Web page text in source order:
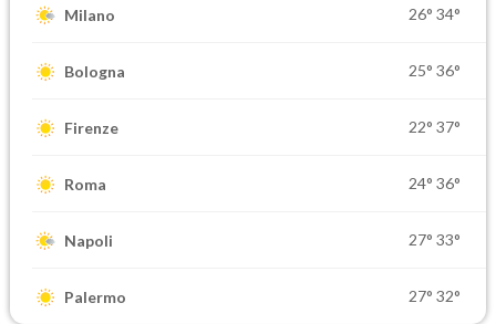
Milano 26° 34°
Bologna 25° 36°
Firenze 22° 37°
Roma 24° 36°
Napoli 27° 33°
Palermo 27° 32°